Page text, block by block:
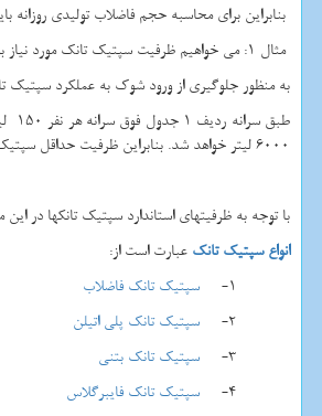
بنابراین برای محاسبه حجم فاضلاب تولیدی
مثال 1: می خواهیم ظرفیت سپتیک تانک مورد نیاز برای یک مجتمع مسکونی 10 واحدی را محاسبه نماییم...
به منظور جلوگیری از ورود شوک به عملکرد سپتیک
6000 لیتر خواهد شد. بنابراین ظرفیت حداقل سپتیک تانک برابر خواهد بود با :
با توجه به ظرفیتهای استاندارد سپتیک تانکها در این مورد استفاده از یک
انواع سپتیک تانک عبارت است از:
1-
سپتیک تانک فاضلاب
2-
سپتیک تانک پلی اتیلن
3-
سپتیک تانک بتنی
4-
سپتیک تانک فایبرگلاس